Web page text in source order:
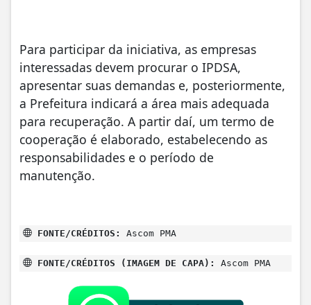
Para participar da iniciativa, as empresas
interessadas devem procurar o IPDSA,
apresentar suas demandas e, posteriormente,
a Prefeitura indicará a área mais adequada
para recuperação. A partir daí, um termo de
cooperação é elaborado, estabelecendo as
responsabilidades e o período de
manutenção.
FONTE/CRÉDITOS: Ascom PMA
FONTE/CRÉDITOS (IMAGEM DE CAPA): Ascom PMA